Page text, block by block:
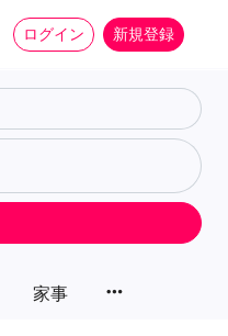
ログイン 新規登録
家事 more_horiz